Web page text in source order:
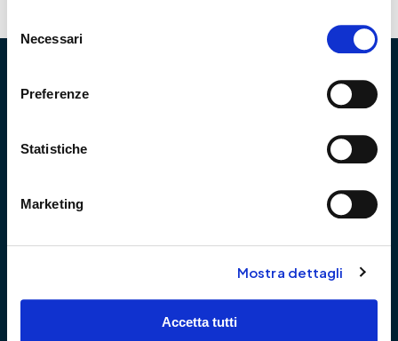
delNecessari
Preferenze
Statistiche
Marketing
Mostra dettagli
Accetta tutti
Chi Siamo
Prodotti IMPact SGR
Media Zone